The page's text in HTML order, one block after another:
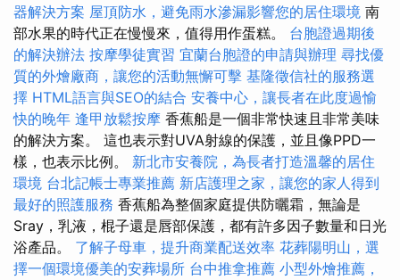
器解決方案 屋頂防水，避免雨水滲漏影響您的居住環境 南
部水果的時代正在慢慢來，值得用作蛋糕。 台胞證過期後
的解決辦法 按摩學徒實習 宜蘭台胞證的申請與辦理 尋找優
質的外燴廠商，讓您的活動無懈可擊 基隆徵信社的服務選
擇 HTML語言與SEO的結合 安養中心，讓長者在此度過愉
快的晚年 逢甲放鬆按摩 香蕉船是一個非常快速且非常美味
的解決方案。 這也表示對UVA射線的保護，並且像PPD一
樣，也表示比例。 新北市安養院，為長者打造溫馨的居住
環境 台北記帳士專業推薦 新店護理之家，讓您的家人得到
最好的照護服務 香蕉船為整個家庭提供防曬霜，無論是
Sray，乳液，棍子還是唇部保護，都有許多因子數量和日光
浴產品。 了解子母車，提升商業配送效率 花葬陽明山，選
擇一個環境優美的安葬場所 台中推拿推薦 小型外燴推薦，